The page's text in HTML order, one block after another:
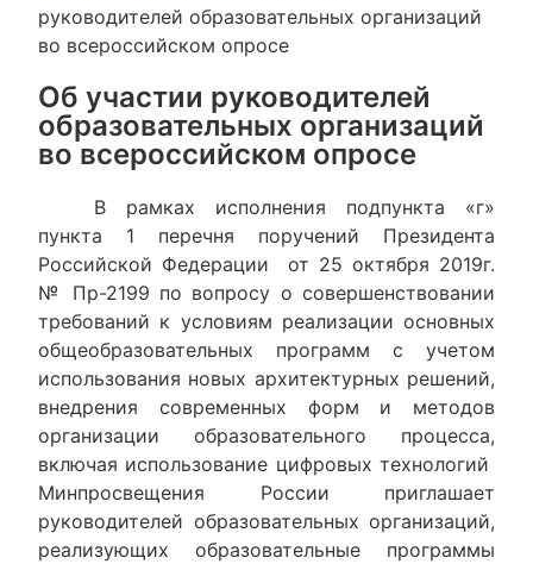
руководителей образовательных организаций
во всероссийском опросе
Об участии руководителей
образовательных организаций
во всероссийском опросе
В рамках исполнения подпункта «г»
пункта 1 перечня поручений Президента
Российской Федерации от 25 октября 2019г.
№ Пр-2199 по вопросу о совершенствовании
требований к условиям реализации основных
общеобразовательных программ с учетом
использования новых архитектурных решений,
внедрения современных форм и методов
организации образовательного процесса,
включая использование цифровых технологий
Минпросвещения России приглашает
руководителей образовательных организаций,
реализующих образовательные программы